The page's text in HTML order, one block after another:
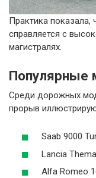
Практика показала,
справляется с
магистралях.
Популярные
Среди дорожных
прорыв
Saab 9000
Lancia
Alfa Romeo